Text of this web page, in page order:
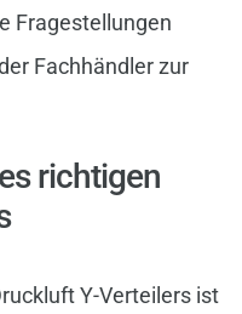
Fragestellungen
Fachhändler zur
richtigen
Y-Verteilers ist